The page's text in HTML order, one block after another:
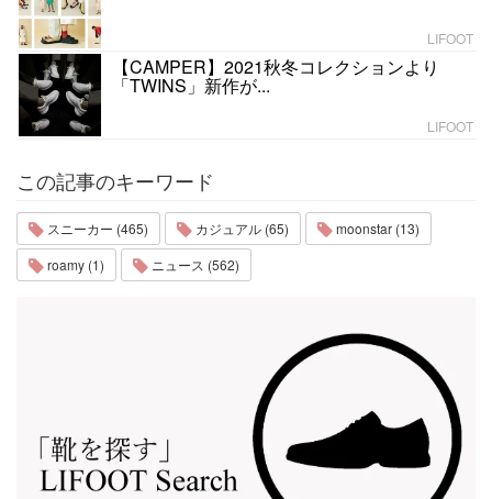
LIFOOT
【CAMPER】2021秋冬コレクションより
「TWINS」新作が...
LIFOOT
この記事のキーワード
スニーカー (465) カジュアル (65)
moonstar (13)
roamy (1)
ニュース (562)